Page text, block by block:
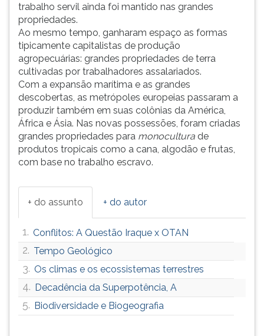
trabalho servil ainda foi mantido nas grandes
propriedades.
Ao mesmo tempo, ganharam espaço as formas
tipicamente capitalistas de produção
agropecuárias: grandes propriedades de terra
cultivadas por trabalhadores assalariados.
Com a expansão marítima e as grandes
descobertas, as metrópoles europeias passaram a
produzir também em suas colônias da América,
África e Ásia. Nas novas possessões, foram criadas
grandes propriedades para monocultura de
produtos tropicais como a cana, algodão e frutas,
com base no trabalho escravo.
+ do assunto + do autor
1. Conflitos: A Questão Iraque x OTAN
2. Tempo Geológico
3. Os climas e os ecossistemas terrestres
4. Decadência da Superpotência, A
5. Biodiversidade e Biogeografia